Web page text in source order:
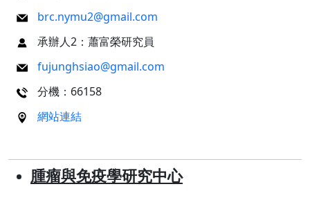
brc.nymu2@gmail.com
承辦人2：蕭富榮研究員
fujunghsiao@gmail.com
分機：66158
網站連結
腫瘤與免疫學研究中心